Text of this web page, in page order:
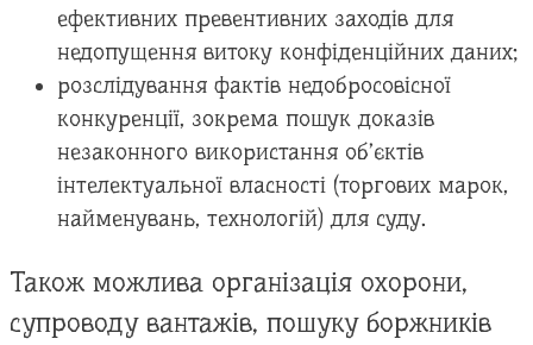
ефективних превентивних заходів для
недопущення витоку конфіденційних даних;
розслідування фактів недобросовісної
конкуренції, зокрема пошук доказів
незаконного використання об’єктів
інтелектуальної власності (торгових марок,
найменувань, технологій) для суду.
Також можлива організація охорони,
супроводу вантажів, пошуку боржників